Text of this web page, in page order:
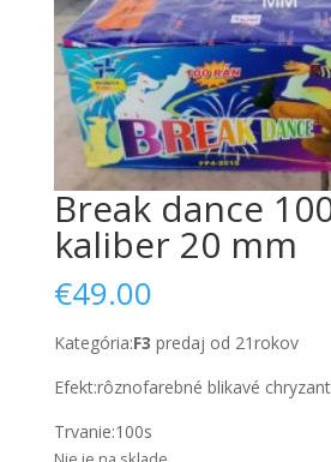
Break dance
kaliber 20 mm
€49.00
Kategória:F3 predaj od 21rokov
Efekt:rôznofarebné blikavé
Trvanie:100s